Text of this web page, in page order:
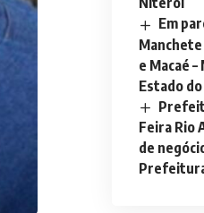
Em
Manchete
e Macaé
Estado
Feira Rio
de